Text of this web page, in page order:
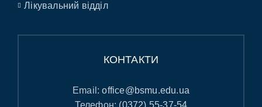
Лікувальний відділ
КОНТАКТИ
Email:office@bsmu.edu.ua
Телефон: (0372) 55-37-54